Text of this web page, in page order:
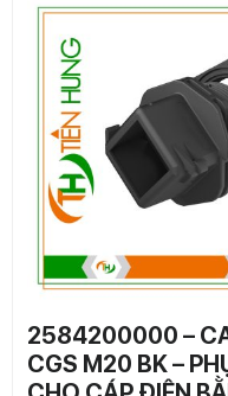
2584200000 –
CGS M20 BK –